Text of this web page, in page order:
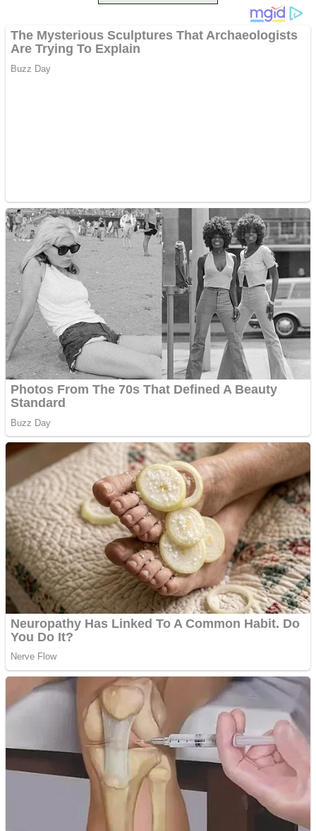
Vând sticlă cu vin din
Chardonnay
Ofera def între special
Vând domeniu+website
de publicitate de tip
Adsense
Pastorul Liviu Radu a
trecut la Domnul
Anchetă incendiară la
Gherla, polițist acuzat de
abuz în serviciu
Covid-19: 755 de cazuri
noi în România
Răcitor de apă CW5000
pentru freze cu laser fără
metale
Răcitor de apă CW5000